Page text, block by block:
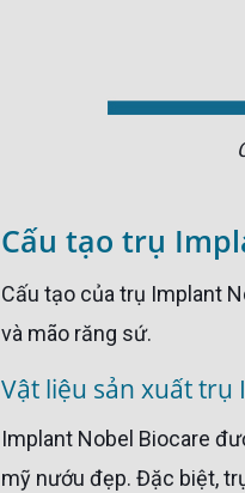
Cấu tạo trụ
Cấu tạo của trụ Implant Nobel Biocare giống như các dòng trụ khác gồm 3 phần; Trụ Implant, Abutment
và mão răng sứ.
Vật liệu sản xuất
Implant Nobel Biocare được tạo ra từ Titanium nguyên chất nên rất cứng chắc và độ bền cao, cho thẩm
mỹ nướu đẹp. Đặc biệt,